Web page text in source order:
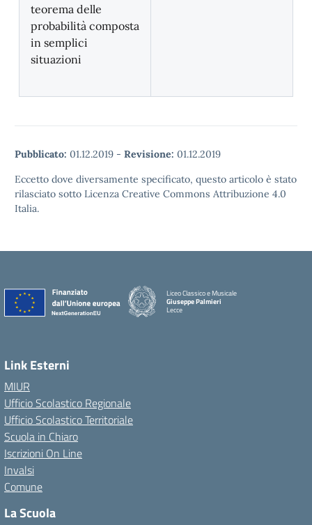
teorema delle
probabilità composta
in semplici
situazioni
Pubblicato: 01.12.2019 - Revisione: 01.12.2019
Eccetto dove diversamente specificato, questo articolo è stato
rilasciato sotto Licenza Creative Commons Attribuzione 4.0
Italia.
Liceo Classico e Musicale
Giuseppe Palmieri
Lecce
Link Esterni
MIUR
Ufficio Scolastico Regionale
Ufficio Scolastico Territoriale
Scuola in Chiaro
Iscrizioni On Line
Invalsi
Comune
La Scuola